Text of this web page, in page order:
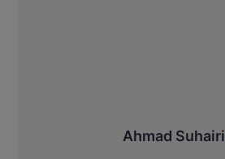
Ahmad Suhairi